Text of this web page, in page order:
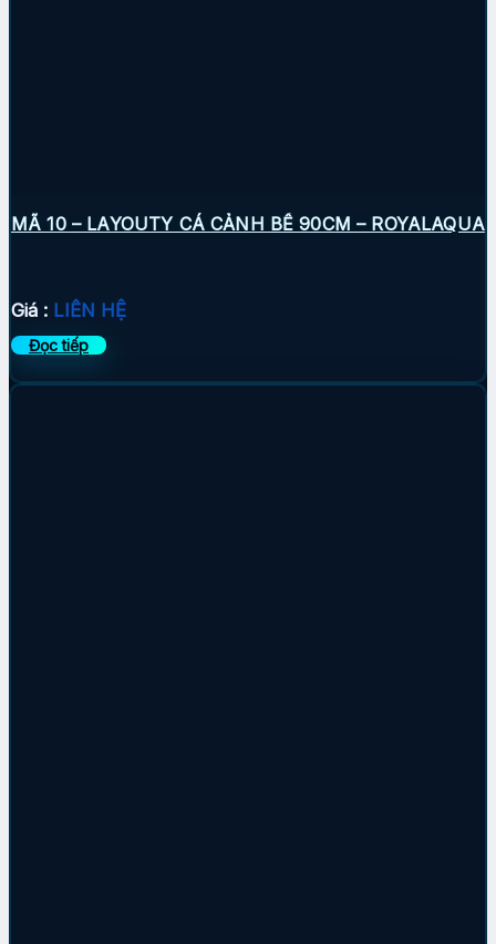
MÃ 10 – LAYOUTY CÁ CẢNH BỂ 90CM – ROYALAQUA
Giá : LIÊN HỆ
Đọc tiếp